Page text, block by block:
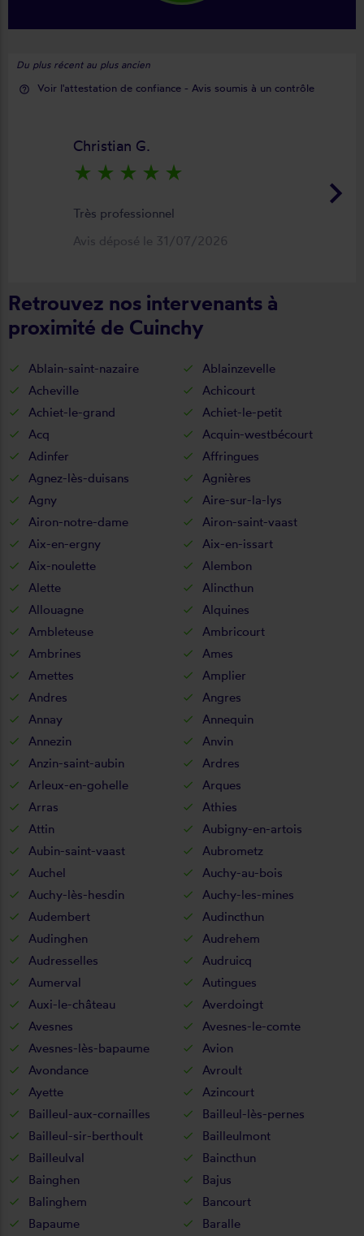
Du plus récent au plus ancien
help_outline Voir l'attestation de confiance - Avis soumis à un contrôle
keyboard_arrow_right
Christian G.
star_rate star_rate star_rate star_rate star_rate
Très professionnel
Avis déposé le 31/07/2026
Retrouvez nos intervenants à
proximité de Cuinchy
Ablain-saint-nazaire
Ablainzevelle
Acheville
Achicourt
Achiet-le-grand
Achiet-le-petit
Acq
Acquin-westbécourt
Adinfer
Affringues
Agnez-lès-duisans
Agnières
Agny
Aire-sur-la-lys
Airon-notre-dame
Airon-saint-vaast
Aix-en-ergny
Aix-en-issart
Aix-noulette
Alembon
Alette
Alincthun
Allouagne
Alquines
Ambleteuse
Ambricourt
Ambrines
Ames
Amettes
Amplier
Andres
Angres
Annay
Annequin
Annezin
Anvin
Anzin-saint-aubin
Ardres
Arleux-en-gohelle
Arques
Arras
Athies
Attin
Aubigny-en-artois
Aubin-saint-vaast
Aubrometz
Auchel
Auchy-au-bois
Auchy-lès-hesdin
Auchy-les-mines
Audembert
Audincthun
Audinghen
Audrehem
Audresselles
Audruicq
Aumerval
Autingues
Auxi-le-château
Averdoingt
Avesnes
Avesnes-le-comte
Avesnes-lès-bapaume
Avion
Avondance
Avroult
Ayette
Azincourt
Bailleul-aux-cornailles
Bailleul-lès-pernes
Bailleul-sir-berthoult
Bailleulmont
Bailleulval
Baincthun
Bainghen
Bajus
Balinghem
Bancourt
Bapaume
Baralle